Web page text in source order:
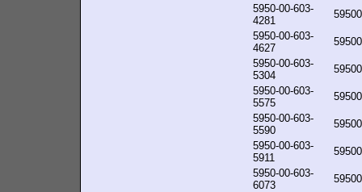
5950-00-603-
4281
5950-00-603-
4627
5950-00-603-
5304
5950-00-603-
5575
5950-00-603-
5590
5950-00-603-
5911
5950-00-603-
6073